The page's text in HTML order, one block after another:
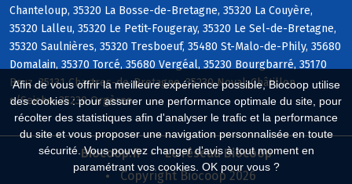
Afin de vous offrir la meilleure expérience possible, Biocoop utilise
des cookies : pour assurer une performance optimale du site, pour
récolter des statistiques afin d'analyser le trafic et la performance
du site et vous proposer une navigation personnalisée en toute
sécurité. Vous pouvez changer d'avis à tout moment en
paramétrant vos cookies. OK pour vous ?
Chanteloup, 35320 La Bosse-de-Bretagne, 35320 La Couyère,
35320 Lalleu, 35320 Le Petit-Fougeray, 35320 Le Sel-de-Bretagne,
35320 Saulnières, 35320 Tresboeuf, 35480 St-Malo-de-Phily, 35680
Domalain, 35370 Torcé, 35680 Vergéal, 35230 Bourgbarré, 35170
Bruz, 35131 Chartres-de-Bretagne, 35230 Noyal-Châtillon
s/Seiche, 35230 Orgères
Biocoop.fr
Le réseau Biocoop
Copyright Biocoop 2026